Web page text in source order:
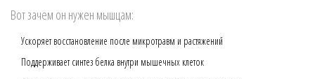
Вот зачем он нужен мышцам:
Ускоряет восстановление после микротравм и растяжений
Поддерживает синтез белка внутри мышечных клеток